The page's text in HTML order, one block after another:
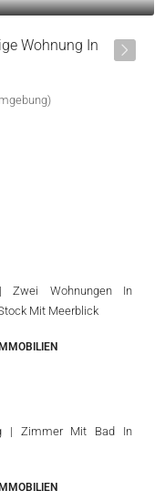
Wohnung In
Zwei Wohnungen In
Mit Meerblick
| Zimmer Mit Bad In